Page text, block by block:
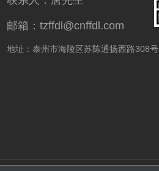
邮箱：tzffdl@cnffdl.com
地址：泰州市海陵区苏陈通扬西路308号